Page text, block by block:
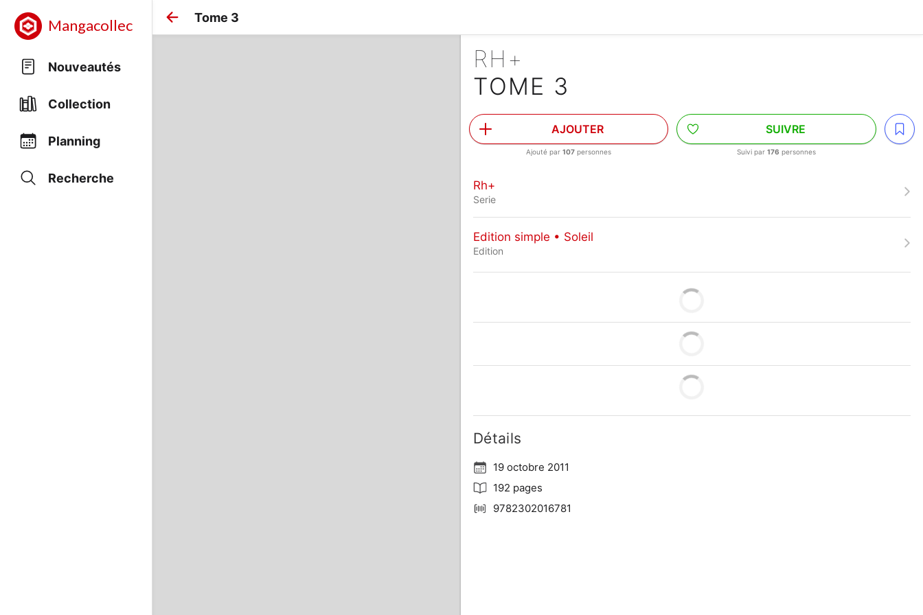
Mangacollec
Nouveautés
Collection
Planning
Recherche
Tome 3
RH+
TOME 3
AJOUTER
Ajouté par107 personnes
SUIVRE
Suivi par176 personnes
Rh+
Serie
Edition simple • Soleil
Edition
Détails
19 octobre 2011
192 pages
9782302016781